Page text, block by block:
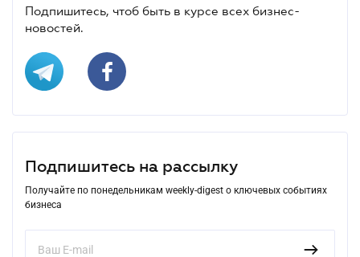
Подпишитесь, чтоб быть в курсе всех бизнес-
новостей.
Подпишитесь на рассылку
Получайте по понедельникам weekly-digest о ключевых событиях
бизнеса